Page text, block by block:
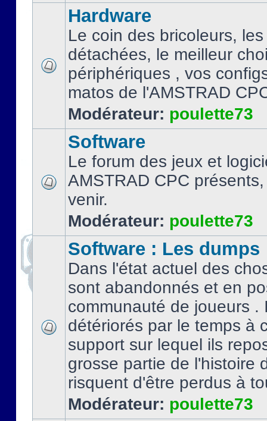
Hardware
Le coin des bricoleurs,
détachées, le meilleur
périphériques , vos
matos de l'AMSTRAD
Modérateur: poulette73
Software
Le forum des jeux et
AMSTRAD CPC
venir.
Modérateur: poulette73
Software : Les dumps
Dans l'état actuel des
sont abandonnés et en
communauté de joueurs .
détériorés par le temps à
support sur lequel ils
grosse partie de l'histoire
risquent d'être perdus à
Modérateur: poulette73